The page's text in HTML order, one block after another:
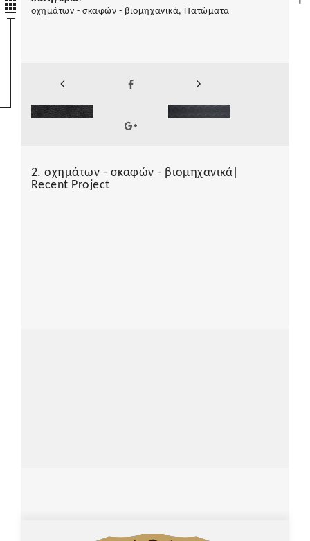
οχημάτων - σκαφών - βιομηχανικά, Πατώματα
2. οχημάτων - σκαφών - βιομηχανικά|
Recent Project